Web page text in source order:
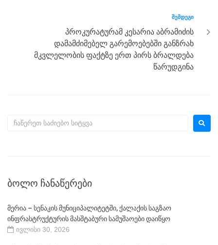
ᲨᲔᲛᲓᲔᲒᲘ
პროკურატურამ კესარია აბრამიძის
დამამძიმებელ გარემოებებში განზრახ
მკვლელობის ფაქტზე ერთ პირს ბრალდება
წარუდგინა
ᲑᲝᲚᲝ ᲩᲐᲜᲐᲬᲔᲠᲔᲑᲘ
მერია – სენაკის მუნიციპალიტეტში, ქალაქის საგზაო
ინფრასტრუქტურის მასშტაბური სამუშაოები დაიწყო
ივლისი 30, 2026